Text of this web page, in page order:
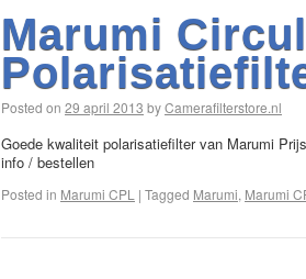
Marumi
Posted on 29 april 2013 byCamerafilterstore.nl
Goede kwaliteit polarisatiefilter van Marumi
info / bestellen
Posted in Marumi CPL | Tagged Marumi, Marumi